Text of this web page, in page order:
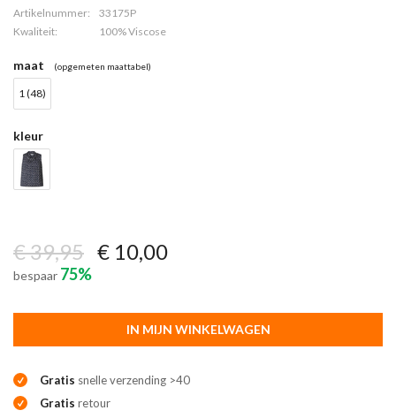
Artikelnummer:
33175P
Kwaliteit:
100% Viscose
maat (opgemeten maattabel)
1 (48)
kleur
€ 39,95 € 10,00
bespaar 75%
IN MIJN WINKELWAGEN
Gratis snelle verzending >40
Gratis retour